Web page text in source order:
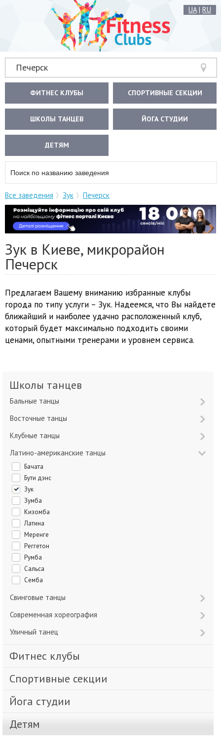
UA| RU
Печерск
ФИТНЕС КЛУБЫ СПОРТИВНЫЕ СЕКЦИИ
ШКОЛЫ ТАНЦЕВ ЙОГА СТУДИИ
ДЕТЯМ
Все заведения Зук Печерск
Зук в Киеве, микрорайон
Печерск
Предлагаем Вашему вниманию избранные клубы
города по типу услуги – Зук. Надеемся, что Вы найдете
ближайший и наиболее удачно расположенный клуб,
который будет максимально подходить своими
ценами, опытными тренерами и уровнем сервиса.
Школы танцев
Бальные танцы
Восточные танцы
Клубные танцы
Латино-американские танцы
Бачата
Бути дэнс
Зук
Зумба
Кизомба
Латина
Меренге
Реггетон
Румба
Сальса
Семба
Свинговые танцы
Современная хореография
Уличный танец
Фитнес клубы
Спортивные секции
Йога студии
Детям